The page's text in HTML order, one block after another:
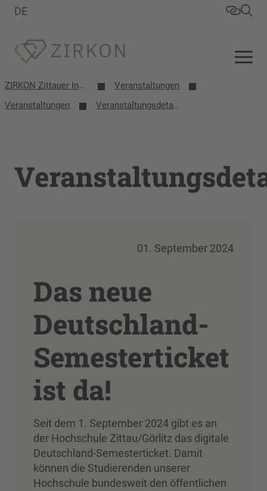
DE
ZIRKON Zittauer Institut für Verfahrensentwicklung, Kreislaufwirtschaft, Oberflächentechnik, Naturstoffforschung
Veranstaltungen
Veranstaltungen
Veranstaltungsdetails
01. September 2024
Das neue
Deutschland-
Semesterticket
ist da!
Seit dem 1. September 2024 gibt es an
der Hochschule Zittau/Görlitz das digitale
Deutschland-Semesterticket. Damit
können die Studierenden unserer
Hochschule bundesweit den öffentlichen